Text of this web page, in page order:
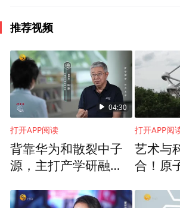
“选择研究方向至关重要。”他
员给出建议，“如果是在这
上，你就可能有机会在原来巨
基础上再做出新的科学发现。”
高温超导探索赛道值得
如此重要的量子反常霍尔效应
推荐视频
04:30
打开APP阅读
背靠华为和散裂中子
源，主打产学研融
到1的创新？
打开APP阅
艺术与
合！原
杰出典